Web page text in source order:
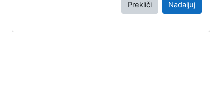
Prekliči Nadaljuj